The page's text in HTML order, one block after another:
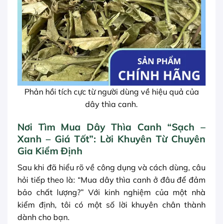
Phản hồi tích cực từ người dùng về hiệu quả của
dây thìa canh.
Nơi Tìm Mua Dây Thìa Canh “Sạch –
Xanh – Giá Tốt”: Lời Khuyên Từ Chuyên
Gia Kiểm Định
Sau khi đã hiểu rõ về công dụng và cách dùng, câu
hỏi tiếp theo là: “Mua dây thìa canh ở đâu để đảm
bảo chất lượng?” Với kinh nghiệm của một nhà
kiểm định, tôi có một số lời khuyên chân thành
dành cho bạn.